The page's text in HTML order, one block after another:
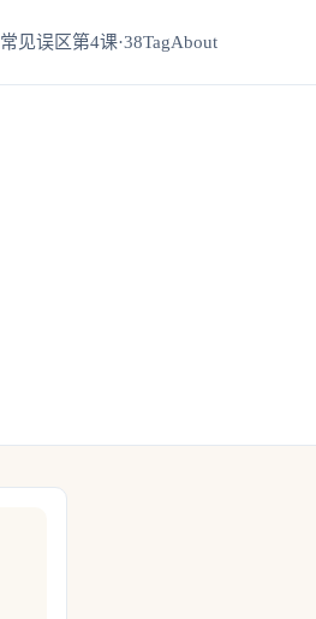
常见误区第4课·38TagAbout